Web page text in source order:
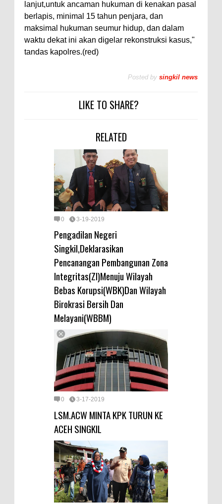
lanjut,untuk ancaman hukuman di kenakan pasal
berlapis, minimal 15 tahun penjara, dan
maksimal hukuman seumur hidup, dan dalam
waktu dekat ini akan digelar rekonstruksi kasus,"
tandas kapolres.(red)
Posted by singkil news
LIKE TO SHARE?
RELATED
0 3-19-2019
Pengadilan Negeri
Singkil,Deklarasikan
Pencanangan Pembangunan Zona
Integritas(ZI)Menuju Wilayah
Bebas Korupsi(WBK)Dan Wilayah
Birokrasi Bersih Dan
Melayani(WBBM)
0 3-17-2019
LSM.ACW MINTA KPK TURUN KE
ACEH SINGKIL